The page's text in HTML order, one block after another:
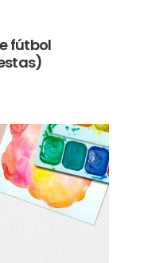
fútbol